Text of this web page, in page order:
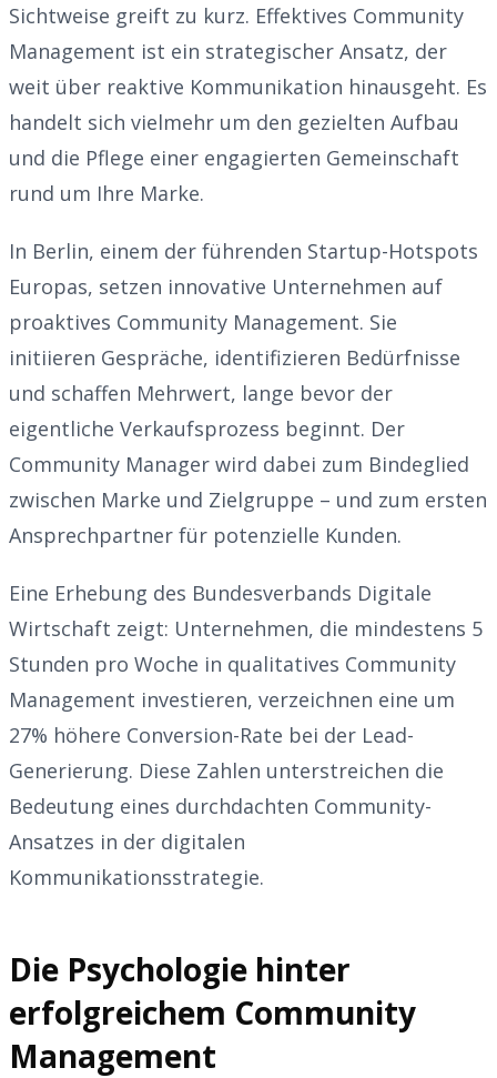
Sichtweise greift zu kurz. Effektives Community
Management ist ein strategischer Ansatz, der
weit über reaktive Kommunikation hinausgeht. Es
handelt sich vielmehr um den gezielten Aufbau
und die Pflege einer engagierten Gemeinschaft
rund um Ihre Marke.
In Berlin, einem der führenden Startup-Hotspots
Europas, setzen innovative Unternehmen auf
proaktives Community Management. Sie
initiieren Gespräche, identifizieren Bedürfnisse
und schaffen Mehrwert, lange bevor der
eigentliche Verkaufsprozess beginnt. Der
Community Manager wird dabei zum Bindeglied
zwischen Marke und Zielgruppe – und zum ersten
Ansprechpartner für potenzielle Kunden.
Eine Erhebung des Bundesverbands Digitale
Wirtschaft zeigt: Unternehmen, die mindestens 5
Stunden pro Woche in qualitatives Community
Management investieren, verzeichnen eine um
27% höhere Conversion-Rate bei der Lead-
Generierung. Diese Zahlen unterstreichen die
Bedeutung eines durchdachten Community-
Ansatzes in der digitalen
Kommunikationsstrategie.
Die Psychologie hinter
erfolgreichem Community
Management